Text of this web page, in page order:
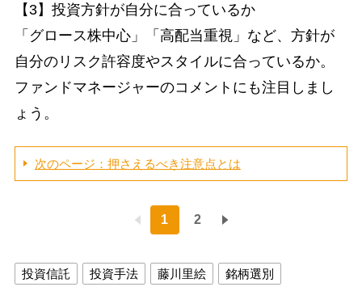
【3】投資方針が自分に合っているか
「グロース株中心」「高配当重視」など、方針が
自分のリスク許容度やスタイルに合っているか。
ファンドマネージャーのコメントにも注目しまし
ょう。
次のページ：押さえるべき注意点とは
1 2
投資信託 投資手法 藤川里絵 銘柄選別